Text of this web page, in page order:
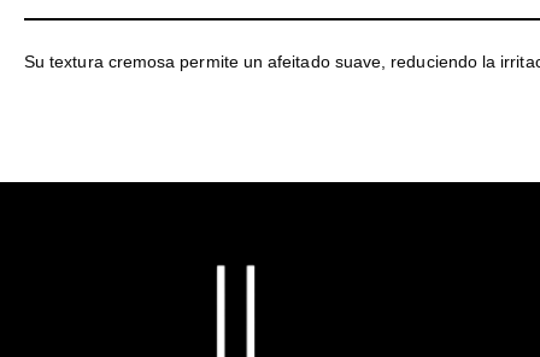
Su textura cremosa permite un afeitado suave, reduciendo la